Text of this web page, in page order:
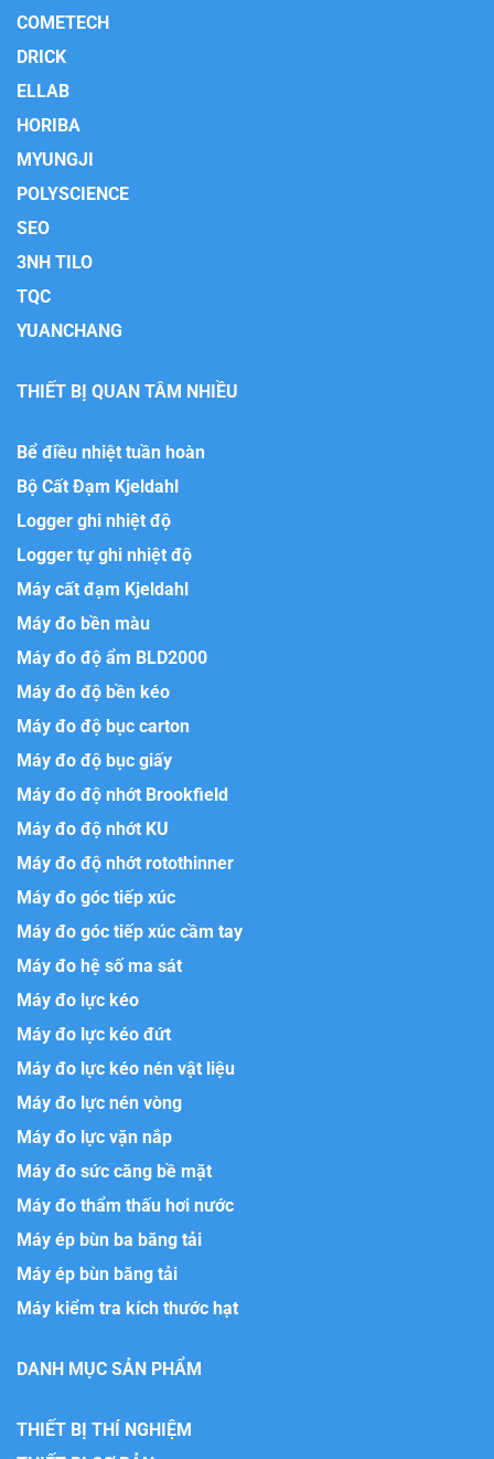
COMETECH
DRICK
ELLAB
HORIBA
MYUNGJI
POLYSCIENCE
SEO
3NH TILO
TQC
YUANCHANG
THIẾT BỊ QUAN TÂM NHIỀU
Bể điều nhiệt tuần hoàn
Bộ Cất Đạm Kjeldahl
Logger ghi nhiệt độ
Logger tự ghi nhiệt độ
Máy cất đạm Kjeldahl
Máy đo bền màu
Máy đo độ ẩm BLD2000
Máy đo độ bền kéo
Máy đo độ bục carton
Máy đo độ bục giấy
Máy đo độ nhớt Brookfield
Máy đo độ nhớt KU
Máy đo độ nhớt rotothinner
Máy đo góc tiếp xúc
Máy đo góc tiếp xúc cầm tay
Máy đo hệ số ma sát
Máy đo lực kéo
Máy đo lực kéo đứt
Máy đo lực kéo nén vật liệu
Máy đo lực nén vòng
Máy đo lực vặn nắp
Máy đo sức căng bề mặt
Máy đo thẩm thấu hơi nước
Máy ép bùn ba băng tải
Máy ép bùn băng tải
Máy kiểm tra kích thước hạt
DANH MỤC SẢN PHẨM
THIẾT BỊ THÍ NGHIỆM